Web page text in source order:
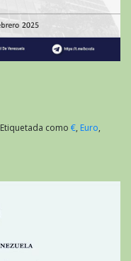
Etiquetada como €, Euro,